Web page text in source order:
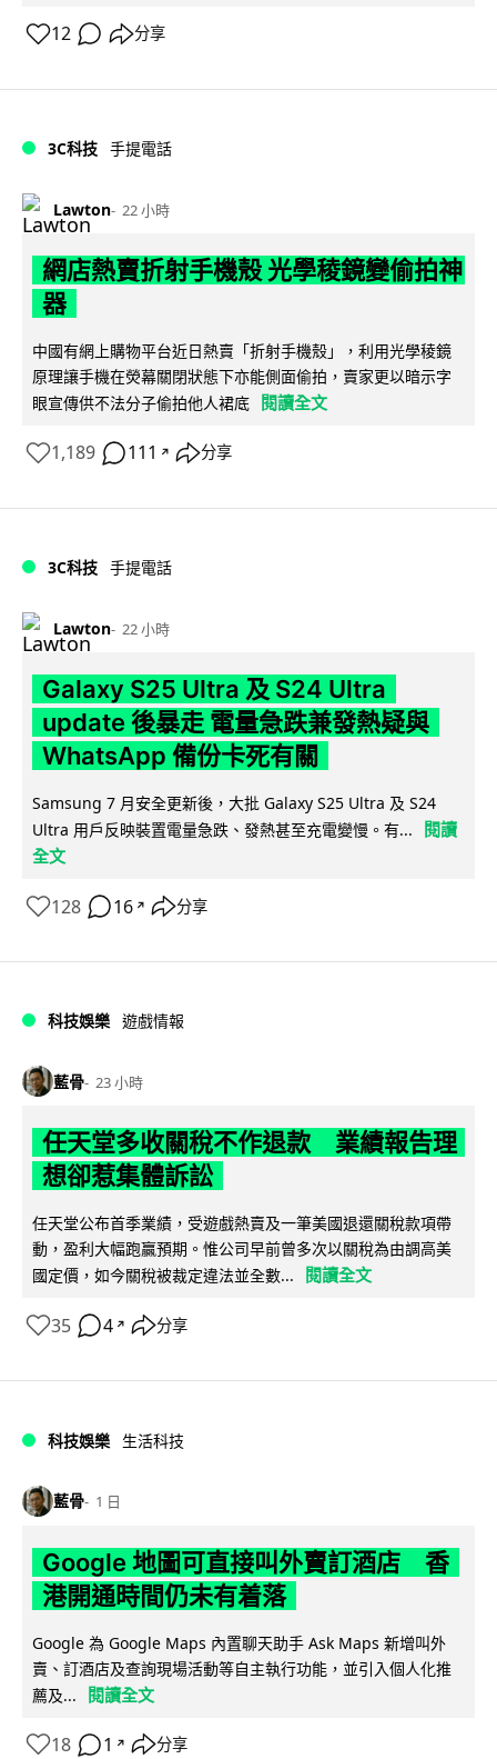
12 分享
3C科技 手提電話
Lawton 22 小時
網店熱賣折射手機殼 光學稜鏡變偷拍神
器
中國有網上購物平台近日熱賣「折射手機殼」，利用光學稜鏡
原理讓手機在熒幕關閉狀態下亦能側面偷拍，賣家更以暗示字
眼宣傳供不法分子偷拍他人裙底
閱讀全文
1,189 111 ↗ 分享
3C科技 手提電話
Lawton 22 小時
Galaxy S25 Ultra 及 S24 Ultra
update 後暴走 電量急跌兼發熱疑與
WhatsApp 備份卡死有關
Samsung 7 月安全更新後，大批 Galaxy S25 Ultra 及 S24
Ultra 用戶反映裝置電量急跌、發熱甚至充電變慢。有...
閱讀
全文
128 16 ↗ 分享
科技娛樂 遊戲情報
藍骨 23 小時
任天堂多收關稅不作退款 業績報告理
想卻惹集體訴訟
任天堂公布首季業績，受遊戲熱賣及一筆美國退還關稅款項帶
動，盈利大幅跑贏預期。惟公司早前曾多次以關稅為由調高美
國定價，如今關稅被裁定違法並全數...
閱讀全文
35 4 ↗ 分享
科技娛樂 生活科技
藍骨 1 日
Google 地圖可直接叫外賣訂酒店 香
港開通時間仍未有着落
Google 為 Google Maps 內置聊天助手 Ask Maps 新增叫外
賣、訂酒店及查詢現場活動等自主執行功能，並引入個人化推
薦及...
閱讀全文
18 1 ↗ 分享